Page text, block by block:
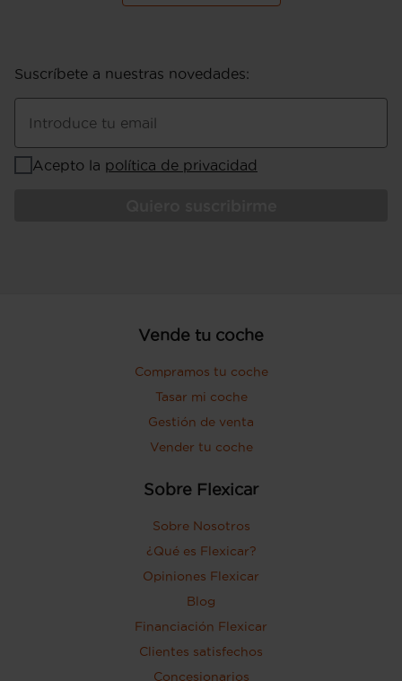
Suscríbete a nuestras novedades:
Introduce tu email
Acepto la política de privacidad
Vende tu coche
Compramos tu coche
Tasar mi coche
Gestión de venta
Vender tu coche
Sobre Flexicar
Sobre Nosotros
¿Qué es Flexicar?
Opiniones Flexicar
Blog
Financiación Flexicar
Clientes satisfechos
Concesionarios